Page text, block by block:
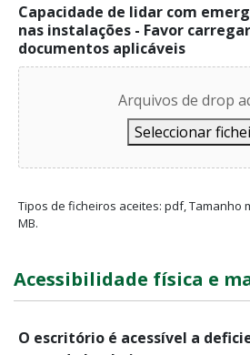
Capacidade de lidar com
nas instalações - Favor
documentos aplicáveis
Arquivos de drop
Seleccionar
Tipos de ficheiros aceites: pdf, Tamanho
MB.
Acessibilidade física e
O
O escritório é acessível a